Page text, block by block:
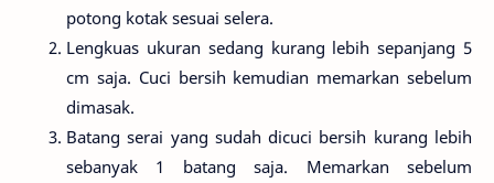
potong kotak sesuai selera.
Lengkuas ukuran sedang kurang lebih sepanjang 5
cm saja. Cuci bersih kemudian memarkan sebelum
dimasak.
Batang serai yang sudah dicuci bersih kurang lebih
sebanyak 1 batang saja. Memarkan sebelum